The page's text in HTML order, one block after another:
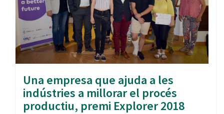
Una empresa que ajuda a les
indústries a millorar el procés
productiu, premi Explorer 2018